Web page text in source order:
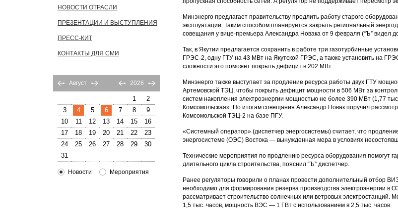
Минэнерго предлагает правительству продлить работу старого
эксплуатации. Таким способом планируется закрыть региональный
совещания у вице-премьера Александра Новака от 9 февраля (“Ъ” видел
Так, в Якутии предлагается сохранить в работе три газотурбинные
ГРЭС-2, одну ГТУ на 43 МВт на Якутской ГРЭС, а также установить на
сложности это поможет покрыть дефицит в 202 МВт.
Минэнерго также выступает за продление ресурса работы двух ГТУ
Артемовской ТЭЦ, чтобы покрыть дефицит мощности в 506 МВт за
систем накопления электроэнергии мощностью не более 390 МВт (1,77
Комсомольская». По итогам совещания Александр Новак поручил
Комсомольской ТЭЦ-2 на базе ПГУ.
«Системный оператор» (диспетчер энергосистемы) считает, что
энергосистеме (ОЭС) Востока — вынужденная мера в условиях
Технические мероприятия по продлению ресурса оборудования помогут
длительного цикла строительства, пояснил “Ъ” диспетчер.
Ранее регуляторы говорили о планах провести дополнительный отбор
необходимо для формирования резерва производства электроэнергии в
рассматривает строительство солнечных или ветровых
1,5 тыс. часов, мощность ВЭС — 1 ГВт с использованием в 2,5 тыс. часов.
НОВОСТИ ОТРАСЛИ
ПРЕЗЕНТАЦИИ И ВЫСТУПЛЕНИЯ
ПРЕСС-КИТ
КОНТАКТЫ ДЛЯ СМИ
Август 2026
1
2
3
4 5 6 7 8
9
10
11 12 13 14 15
16
17
18 19 20 21 22
23
24
25 26 27 28 29
30
31
Новости Мероприятия